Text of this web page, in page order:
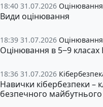
18:40 31.07.2026
Види оцінювання
18:39 31.07.2026
Оцінювання в 5‒9
18:36 31.07.2026
Навички кібербезпеки –
безпечного майбутнього